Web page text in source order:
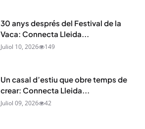
30 anys després del Festival de la
Vaca: Connecta Lleida...
Juliol 10, 2026 149
Un casal d’estiu que obre temps de
crear: Connecta Lleida...
Juliol 09, 2026 42